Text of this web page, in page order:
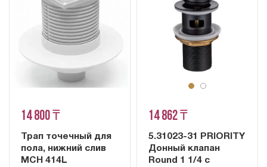
14 800 ₸
Трап точечный для
пола, нижний слив
MCH 414L
14 862 ₸
5.31023-31 PRIORITY
Донный клапан
Round 1 1/4 с